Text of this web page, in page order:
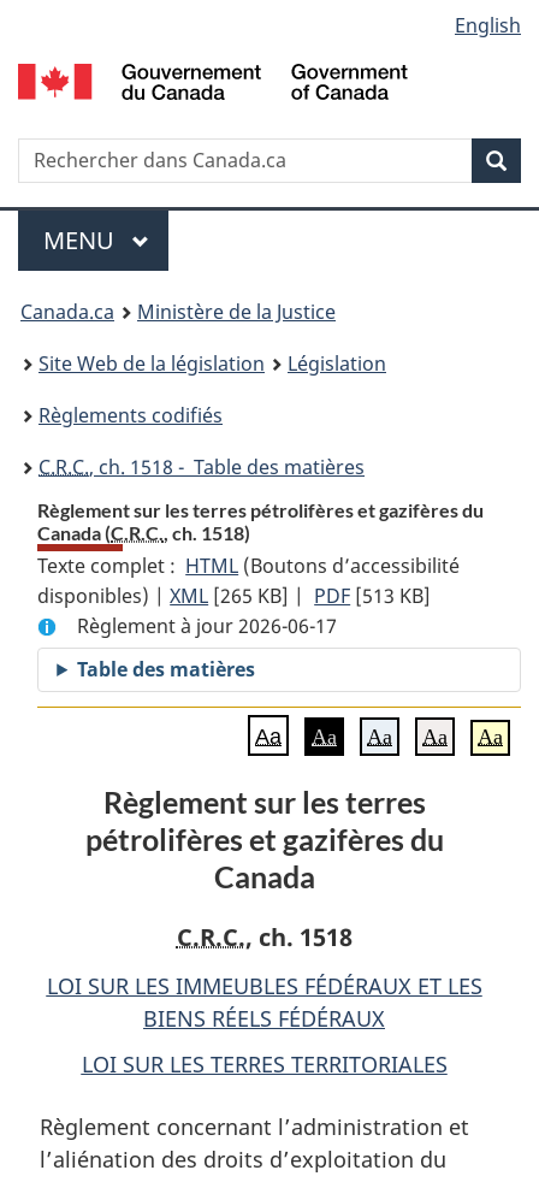
au
contenu
propos
de
la
HTML
simplifiée
selection
English
Recherche
Menu
MENU PRINCIPAL
You
are
here:
Canada.ca
Ministère de la Justice
Site Web de la législation
Législation
Règlements codifiés
C.R.C., ch. 1518 - Table des matières
Règlement sur les terres pétrolifères et gazifères du
Canada (C.R.C., ch. 1518)
Texte complet : HTML Texte
complet
:
Règlement
sur
les
terres
et
gazifères
du
Canada
(Boutons d’accessibilité
disponibles) |XML Texte
complet
:
Règlement
sur
pétrolifères
et
gazifères
du
Canada
[265 KB] | PDF Texte
:
Règlement
sur
les
pétrolifères
et
Canada
[513 KB]
Règlement à jour 2026-06-17
Table des matières
Aa Aa Aa Aa Aa
Règlement sur les terres
pétrolifères et gazifères du
Canada
C.R.C., ch. 1518
LOI SUR LES IMMEUBLES FÉDÉRAUX ET LES
BIENS RÉELS FÉDÉRAUX
LOI SUR LES TERRES TERRITORIALES
Règlement concernant l’administration et
l’aliénation des droits d’exploitation du